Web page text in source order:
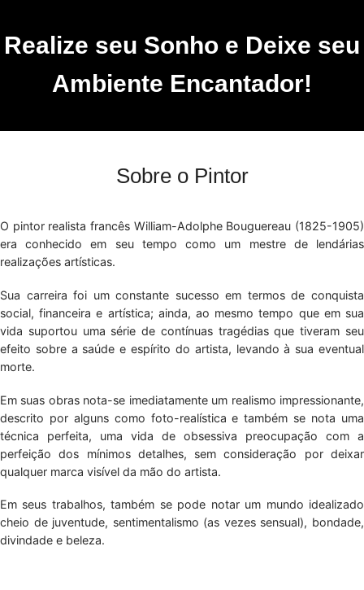
Realize seu Sonho e Deixe seu
Ambiente Encantador!
Sobre o Pintor
O pintor realista francês William-Adolphe Bouguereau (1825-1905)
era conhecido em seu tempo como um mestre de lendárias
realizações artísticas.
Sua carreira foi um constante sucesso em termos de conquista
social, financeira e artística; ainda, ao mesmo tempo que em sua
vida suportou uma série de contínuas tragédias que tiveram seu
efeito sobre a saúde e espírito do artista, levando à sua eventual
morte.
Em suas obras nota-se imediatamente um realismo impressionante,
descrito por alguns como foto-realística e também se nota uma
técnica perfeita, uma vida de obsessiva preocupação com a
perfeição dos mínimos detalhes, sem consideração por deixar
qualquer marca visível da mão do artista.
Em seus trabalhos, também se pode notar um mundo idealizado
cheio de juventude, sentimentalismo (as vezes sensual), bondade,
divindade e beleza.